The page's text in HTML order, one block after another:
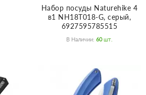
Набор посуды Naturehike 4
в1 NH18T018-G, серый,
6927595785515
В Наличии: 60 Шт.